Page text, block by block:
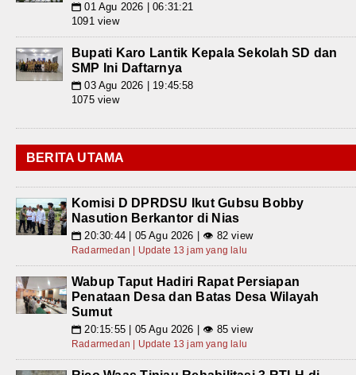
📅 01 Agu 2026 | 06:31:21
1091 view
Bupati Karo Lantik Kepala Sekolah SD dan
SMP Ini Daftarnya
📅 03 Agu 2026 | 19:45:58
1075 view
BERITA UTAMA
Komisi D DPRDSU Ikut Gubsu Bobby
Nasution Berkantor di Nias
📅 20:30:44 | 05 Agu 2026 | 👁 82 view
Radarmedan | Update 13 jam yang lalu
Wabup Taput Hadiri Rapat Persiapan
Penataan Desa dan Batas Desa Wilayah
Sumut
📅 20:15:55 | 05 Agu 2026 | 👁 85 view
Radarmedan | Update 13 jam yang lalu